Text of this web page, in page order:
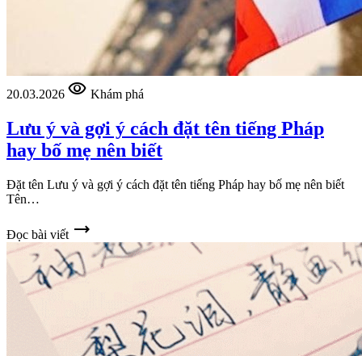
20.03.2026 visibility Khám phá
Lưu ý và gợi ý cách đặt tên tiếng Pháp
hay bố mẹ nên biết
Đặt tên Lưu ý và gợi ý cách đặt tên tiếng Pháp hay bố mẹ nên biết
Tên…
Đọc bài viết trending_flat